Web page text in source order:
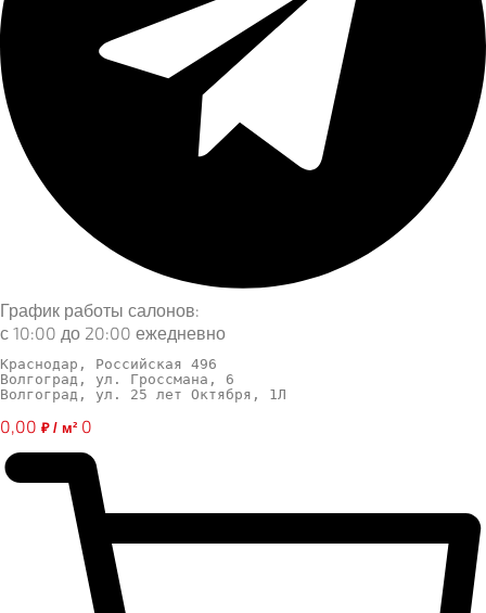
График работы салонов:
с 10:00 до 20:00 ежедневно
Краснодар, Российская 496
Волгоград, ул. Гроссмана, 6
Волгоград, ул. 25 лет Октября, 1Л
0,00 ₽ / м² 0